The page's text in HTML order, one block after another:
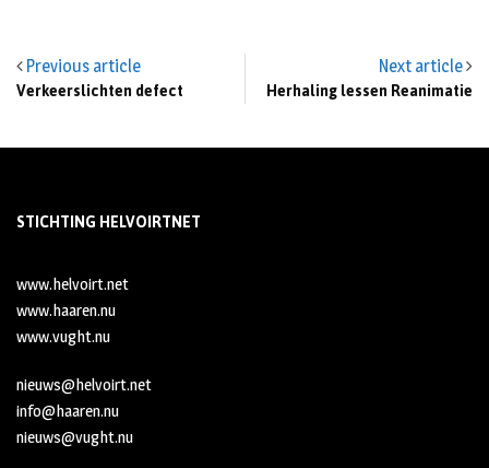
Previous article
Verkeerslichten defect
Next article
Herhaling lessen Reanimatie
STICHTING HELVOIRTNET
www.helvoirt.net
www.haaren.nu
www.vught.nu
nieuws@helvoirt.net
info@haaren.nu
nieuws@vught.nu